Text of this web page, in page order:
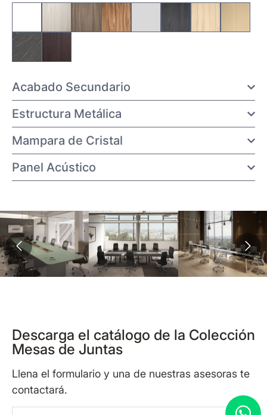
Acabado Secundario
Estructura Metálica
Mampara de Cristal
Panel Acústico
Descarga el catálogo de la Colección
Mesas de Juntas
Llena el formulario y una de nuestras asesoras te
contactará.